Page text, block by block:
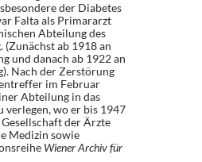
der Diabetes
Falta als Primararzt
Abteilung des
ab 1918 an
und danach ab 1922 an
Nach der Zerstörung
im Februar
Abteilung in das
verlegen, wo er bis 1947
der Ärzte
Medizin sowie
Wiener Archiv für